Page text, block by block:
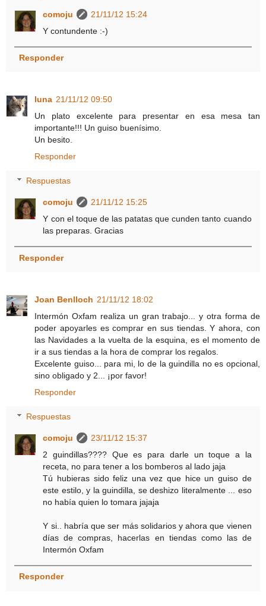
comoju
21/11/12 15:24
Y contundente :-)
Responder
luna 21/11/12 09:50
Un plato excelente para presentar en esa mesa tan
importante!!! Un guiso buenísimo.
Un besito.
Responder
Respuestas
comoju
21/11/12 15:25
Y con el toque de las patatas que cunden tanto cuando
las preparas. Gracias
Responder
Joan Benlloch 21/11/12 18:02
Intermón Oxfam realiza un gran trabajo... y otra forma de
poder apoyarles es comprar en sus tiendas. Y ahora, con
las Navidades a la vuelta de la esquina, es el momento de
ir a sus tiendas a la hora de comprar los regalos.
Excelente guiso... para mi, lo de la guindilla no es opcional,
sino obligado y 2... ¡por favor!
Responder
Respuestas
comoju
23/11/12 15:37
2 guindillas???? Que es para darle un toque a la
receta, no para tener a los bomberos al lado jaja
Tú hubieras sido feliz una vez que hice un guiso de
este estilo, y la guindilla, se deshizo literalmente ... eso
no había quien lo tomara jajaja
Y si.. habría que ser más solidarios y ahora que vienen
días de compras, hacerlas en tiendas como las de
Intermón Oxfam
Responder